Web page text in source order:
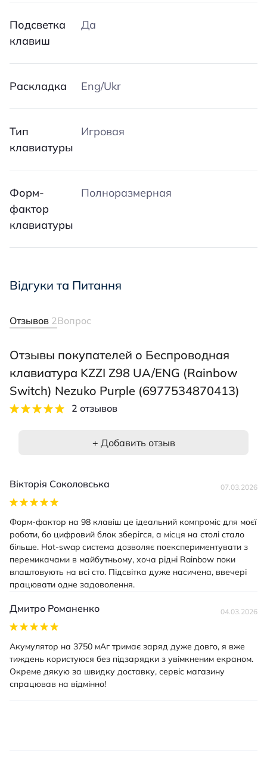
Подсветка
клавиш
Да
Раскладка Eng/Ukr
Тип
клавиатуры
Игровая
Форм-
фактор
клавиатуры
Полноразмерная
Відгуки та Питання
Отзывов 2Вопрос
Отзывы покупателей о Беспроводная
клавиатура KZZI Z98 UA/ENG (Rainbow
Switch) Nezuko Purple (6977534870413)
2 отзывов
+ Добавить отзыв
Вікторія Соколовська 07.03.2026
Форм-фактор на 98 клавіш це ідеальний компроміс для моєї
роботи, бо цифровий блок зберігся, а місця на столі стало
більше. Hot-swap система дозволяє поекспериментувати з
перемикачами в майбутньому, хоча рідні Rainbow поки
влаштовують на всі сто. Підсвітка дуже насичена, ввечері
працювати одне задоволення.
Дмитро Романенко 04.03.2026
Акумулятор на 3750 мАг тримає заряд дуже довго, я вже
тиждень користуюся без підзарядки з увімкненим екраном.
Окреме дякую за швидку доставку, сервіс магазину
спрацював на відмінно!